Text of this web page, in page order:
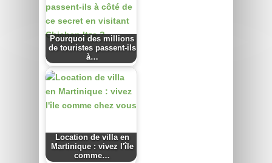
Pourquoi des millions
de touristes passent-ils
à…
Location de villa en
Martinique : vivez l'île
comme…